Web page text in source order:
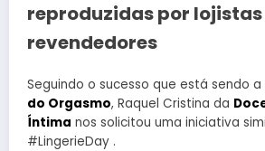
reproduzidas por lojistas
revendedores
Seguindo o sucesso que está sendo a
do Orgasmo, Raquel Cristina da
Íntima nos solicitou uma iniciativa
#LingerieDay .